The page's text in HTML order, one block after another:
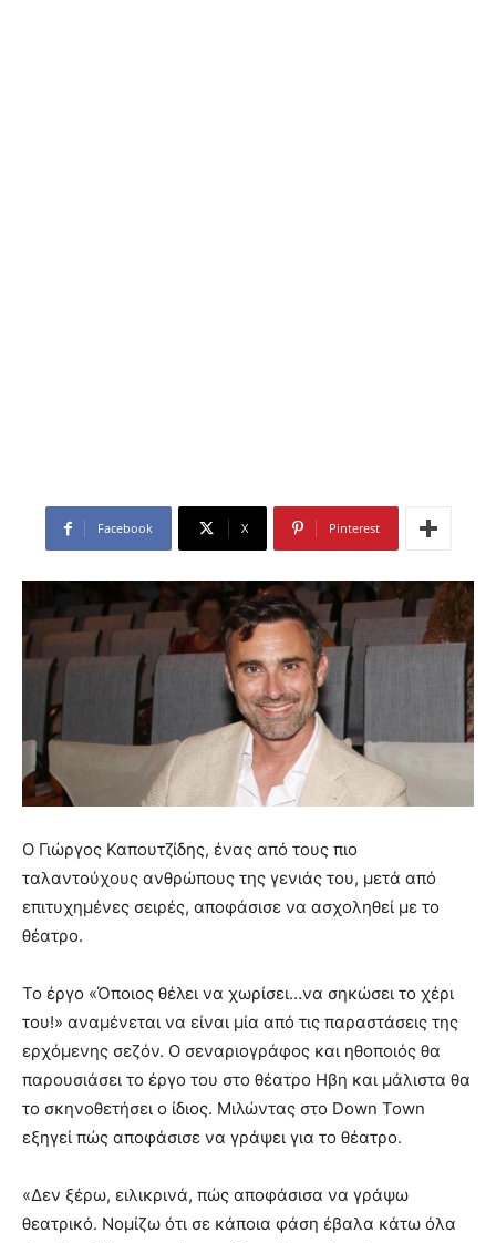
Facebook X Pinterest
Ο Γιώργος Καπουτζίδης, ένας από τους πιο
ταλαντούχους ανθρώπους της γενιάς του, μετά από
επιτυχημένες σειρές, αποφάσισε να ασχοληθεί με το
θέατρο.
Το έργο «Όποιος θέλει να χωρίσει…να σηκώσει το χέρι
του!» αναμένεται να είναι μία από τις παραστάσεις της
ερχόμενης σεζόν. Ο σεναριογράφος και ηθοποιός θα
παρουσιάσει το έργο του στο θέατρο Ηβη και μάλιστα θα
το σκηνοθετήσει ο ίδιος. Μιλώντας στο Down Town
εξηγεί πώς αποφάσισε να γράψει για το θέατρο.
«Δεν ξέρω, ειλικρινά, πώς αποφάσισα να γράψω
θεατρικό. Νομίζω ότι σε κάποια φάση έβαλα κάτω όλα